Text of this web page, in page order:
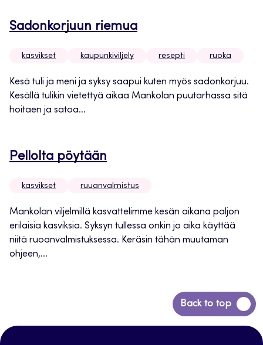
Sadonkorjuun riemua
kasvikset kaupunkiviljely resepti ruoka
Kesä tuli ja meni ja syksy saapui kuten myös sadonkorjuu.
Kesällä tulikin vietettyä aikaa Mankolan puutarhassa sitä
hoitaen ja satoa...
Pellolta pöytään
kasvikset ruuanvalmistus
Mankolan viljelmillä kasvattelimme kesän aikana paljon
erilaisia kasviksia. Syksyn tullessa onkin jo aika käyttää
niitä ruoanvalmistuksessa. Keräsin tähän muutaman
ohjeen,...
Back to top
Siirry
takaisin